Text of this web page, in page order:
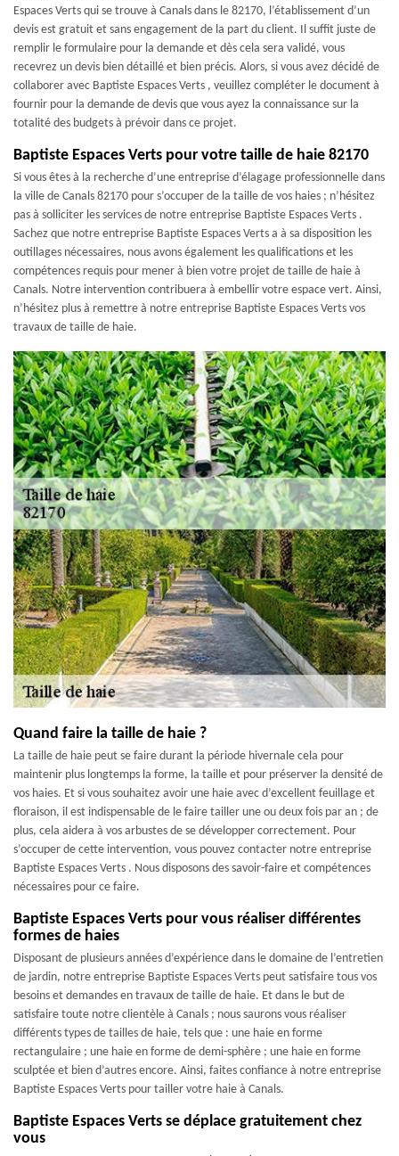
Espaces Verts qui se trouve à Canals dans le 82170, l’établissement d’un
devis est gratuit et sans engagement de la part du client. Il suffit juste de
remplir le formulaire pour la demande et dès cela sera validé, vous
recevrez un devis bien détaillé et bien précis. Alors, si vous avez décidé de
collaborer avec Baptiste Espaces Verts , veuillez compléter le document à
fournir pour la demande de devis que vous ayez la connaissance sur la
totalité des budgets à prévoir dans ce projet.
Baptiste Espaces Verts pour votre taille de haie 82170
Si vous êtes à la recherche d’une entreprise d’élagage professionnelle dans
la ville de Canals 82170 pour s’occuper de la taille de vos haies ; n’hésitez
pas à solliciter les services de notre entreprise Baptiste Espaces Verts .
Sachez que notre entreprise Baptiste Espaces Verts a à sa disposition les
outillages nécessaires, nous avons également les qualifications et les
compétences requis pour mener à bien votre projet de taille de haie à
Canals. Notre intervention contribuera à embellir votre espace vert. Ainsi,
n’hésitez plus à remettre à notre entreprise Baptiste Espaces Verts vos
travaux de taille de haie.
Quand faire la taille de haie ?
La taille de haie peut se faire durant la période hivernale cela pour
maintenir plus longtemps la forme, la taille et pour préserver la densité de
vos haies. Et si vous souhaitez avoir une haie avec d’excellent feuillage et
floraison, il est indispensable de le faire tailler une ou deux fois par an ; de
plus, cela aidera à vos arbustes de se développer correctement. Pour
s’occuper de cette intervention, vous pouvez contacter notre entreprise
Baptiste Espaces Verts . Nous disposons des savoir-faire et compétences
nécessaires pour ce faire.
Baptiste Espaces Verts pour vous réaliser différentes
formes de haies
Disposant de plusieurs années d’expérience dans le domaine de l’entretien
de jardin, notre entreprise Baptiste Espaces Verts peut satisfaire tous vos
besoins et demandes en travaux de taille de haie. Et dans le but de
satisfaire toute notre clientèle à Canals ; nous saurons vous réaliser
différents types de tailles de haie, tels que : une haie en forme
rectangulaire ; une haie en forme de demi-sphère ; une haie en forme
sculptée et bien d’autres encore. Ainsi, faites confiance à notre entreprise
Baptiste Espaces Verts pour tailler votre haie à Canals.
Baptiste Espaces Verts se déplace gratuitement chez
vous